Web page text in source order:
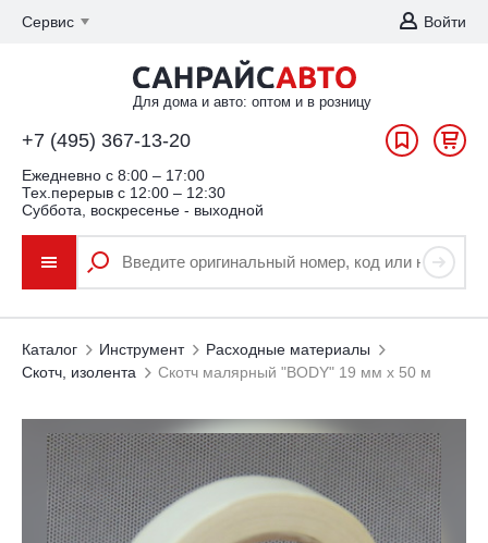
Сервис Войти
Для дома и авто: оптом и в розницу
+7 (495) 367-13-20
Ежедневно c 8:00 – 17:00
Тех.перерыв с 12:00 – 12:30
Суббота, воскресенье - выходной
Каталог Инструмент
Расходные материалы
Скотч, изолента
Скотч малярный "BODY" 19 мм х 50 м